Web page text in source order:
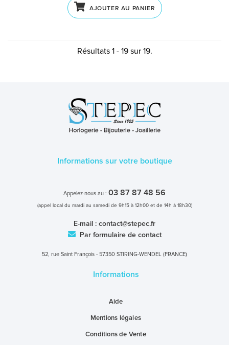
AJOUTER AU PANIER
Résultats 1 - 19 sur 19.
Informations sur votre boutique
Appelez-nous au : 03 87 87 48 56
(appel local du mardi au samedi de 9h15 à 12h00 et de 14h à 18h30)
E-mail : contact@stepec.fr
Par formulaire de contact
52, rue Saint François - 57350 STIRING-WENDEL (FRANCE)
Informations
Aide
Mentions légales
Conditions de Vente